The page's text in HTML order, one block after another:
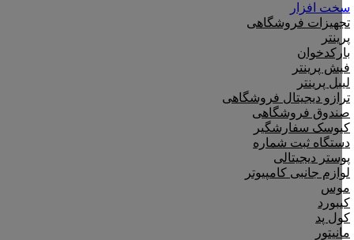
سخت افزار
تجهیزات فروشگاهی
پرینتر
بارکدخوان
فیش پرینتر
لیبل پرینتر
ترازو دیجیتال فروشگاهی
صندوق فروشگاهی
کیوسک سفارشگیر
دستگاه ثبت شماره
پوستر دیجیتالی
لوازم جانبی کامپیوتر
موس
کیبورد
کول پد
مانیتور